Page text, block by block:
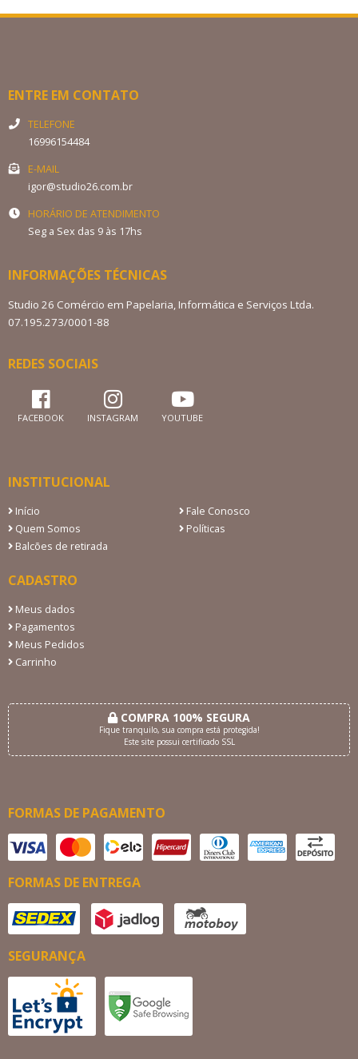
ENTRE EM CONTATO
TELEFONE
16996154484
E-MAIL
igor@studio26.com.br
HORÁRIO DE ATENDIMENTO
Seg a Sex das 9 às 17hs
INFORMAÇÕES TÉCNICAS
Studio 26 Comércio em Papelaria, Informática e Serviços Ltda.
07.195.273/0001-88
REDES SOCIAIS
FACEBOOK INSTAGRAM YOUTUBE
INSTITUCIONAL
Início
Fale Conosco
Quem Somos
Políticas
Balcões de retirada
CADASTRO
Meus dados
Pagamentos
Meus Pedidos
Carrinho
COMPRA 100% SEGURA
Fique tranquilo, sua compra está protegida!
Este site possui certificado SSL
FORMAS DE PAGAMENTO
FORMAS DE ENTREGA
SEGURANÇA